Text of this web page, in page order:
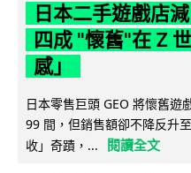
日本二手遊戲店
四成 "懷舊"在 Z
感」
日本零售巨頭 GEO 將懷舊遊
99 間，但銷售額卻不降反升
收」奇蹟，...
閱讀全文